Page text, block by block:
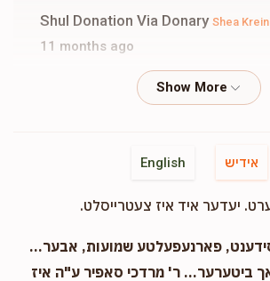
Shul Donation Via Donary Shea
11 months ago
Shia Kriendler
11 months ago
SheakreindlerShia Kriendler
English אידיש
יעדער איד איז צעטרייסלט.
פארנעפעלטע שמועות, אבער...
ביטערער... ר' מרדכי סאפיר ע"ה איז